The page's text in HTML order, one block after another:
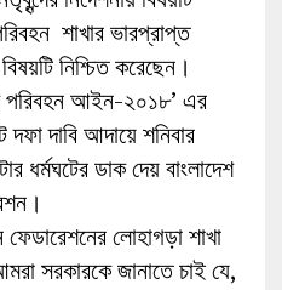
শাখার ভারপ্রাপ্ত
নিশ্চিত করেছেন।
পরিবহন আইন-২০১৮’ এর
দাবি আদায়ে শনিবার
ধর্মঘটের ডাক দেয় বাংলাদেশ
ফেডারেশনের লোহাগড়া শাখা
সরকারকে জানাতে চাই যে,